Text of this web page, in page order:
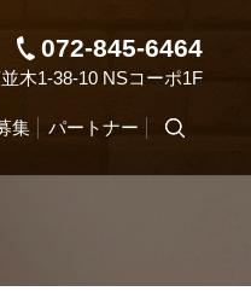
072-845-6464
木1-38-10 NSコーポ1F
集 パートナー